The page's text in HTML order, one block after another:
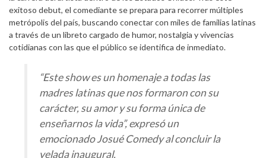
exitoso debut, el comediante se prepara para recorrer múltiples
metrópolis del país, buscando conectar con miles de familias latinas
a través de un libreto cargado de humor, nostalgia y vivencias
cotidianas con las que el público se identifica de inmediato.
“Este show es un homenaje a todas las
madres latinas que nos formaron con su
carácter, su amor y su forma única de
enseñarnos la vida”, expresó un
emocionado Josué Comedy al concluir la
velada inaugural.